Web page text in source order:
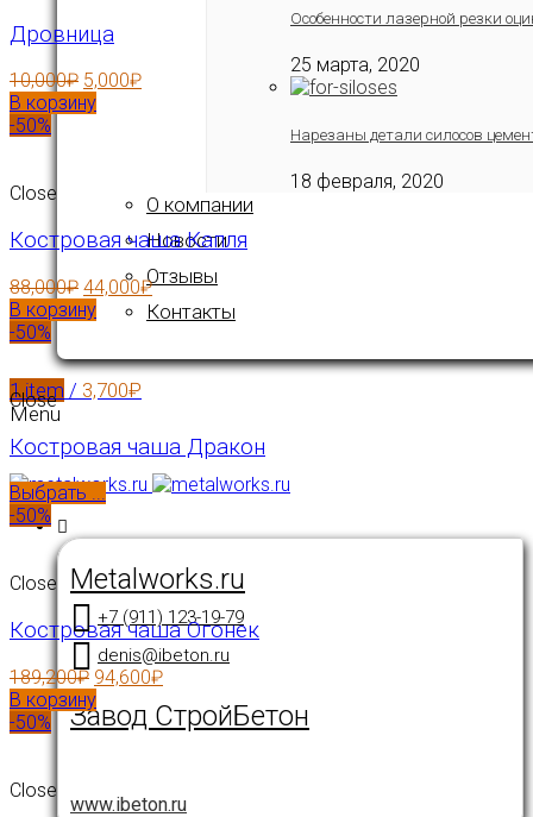
Особенности лазерной резки
25 марта, 2020
Нарезаны детали силосов
18 февраля, 2020
О компании
Новости
Отзывы
Контакты
1item / 3,700₽
Menu
Metalworks.ru
+7 (911) 123-19-79
denis@ibeton.ru
Завод СтройБетон
www.ibeton.ru
Дровница
10,000₽ 5,000₽
В корзину
-50%
Close
Костровая чаша Капля
88,000₽ 44,000₽
В корзину
-50%
Close
Костровая чаша Дракон
Выбрать ...
-50%
Close
Костровая чаша Огонек
189,200₽ 94,600₽
В корзину
-50%
Close